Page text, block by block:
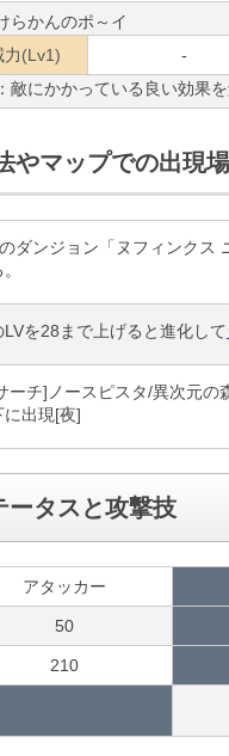
らかんのポ～イ
力(Lv1)
-
敵にかかっている良い効果
やマップでの出現
ダンジョン「ヌフィンクス
LVを28まで上げると進化して
ーチ]ノースピスタ/異次元
に出現[夜]
ータスと攻撃技
アタッカー
50
210